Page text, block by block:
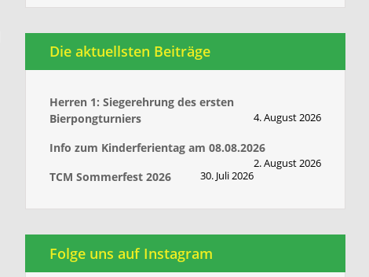
Die aktuellsten Beiträge
Herren 1: Siegerehrung des ersten
Bierpongturniers
4. August 2026
Info zum Kinderferientag am 08.08.2026
2. August 2026
TCM Sommerfest 2026 30. Juli 2026
Folge uns auf Instagram